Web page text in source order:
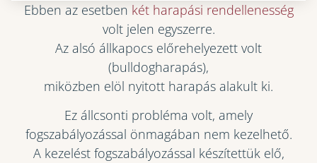
Ebben az esetben két harapási rendellenesség
volt jelen egyszerre.
Az alsó állkapocs előrehelyezett volt
(bulldogharapás),
miközben elöl nyitott harapás alakult ki.
Ez állcsonti probléma volt, amely
fogszabályozással önmagában nem kezelhető.
A kezelést fogszabályozással készítettük elő,